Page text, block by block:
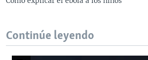
Continúe leyendo